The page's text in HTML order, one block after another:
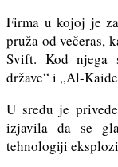
Firma u kojoj je
pruža od večeras,
Svift. Kod njega
države“ i „Al-
U sredu je
izjavila da se
tehnologiji